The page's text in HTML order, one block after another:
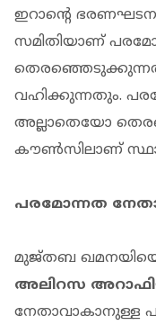
ഇറാന്റെ
സമിതിയാണ്
വഹിക്കുന്നതും.
അല്ലാതെയോ
കൗണ്‍സിലാണ്
പരമോന്നത
മുജ്തബ
അലിറസ അറാഫി
നേതാവാകാനുള്ള